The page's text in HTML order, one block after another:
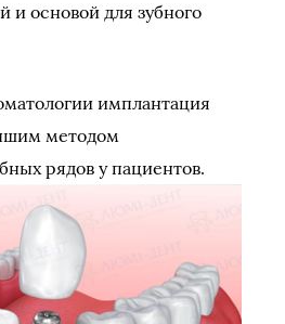
и основой для зубного
имплантация
методом
рядов у пациентов.